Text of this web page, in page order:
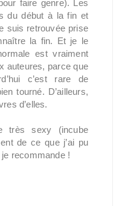
faire genre). Les
du début à la fin et
suis retrouvée prise
la fin. Et je le
est vraiment
auteures, parce que
c’est rare de
tourné. D’ailleurs,
d’elles.
très sexy (incube
de ce que j’ai pu
recommande !